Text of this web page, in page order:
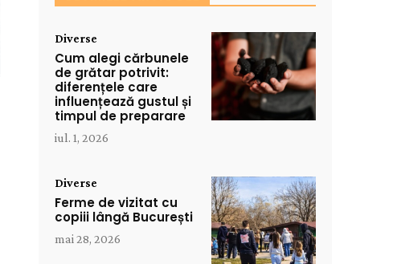
Diverse
Cum alegi cărbunele
de grătar potrivit:
diferențele care
influențează gustul și
timpul de preparare
iul. 1, 2026
Diverse
Ferme de vizitat cu
copiii lângă București
mai 28, 2026